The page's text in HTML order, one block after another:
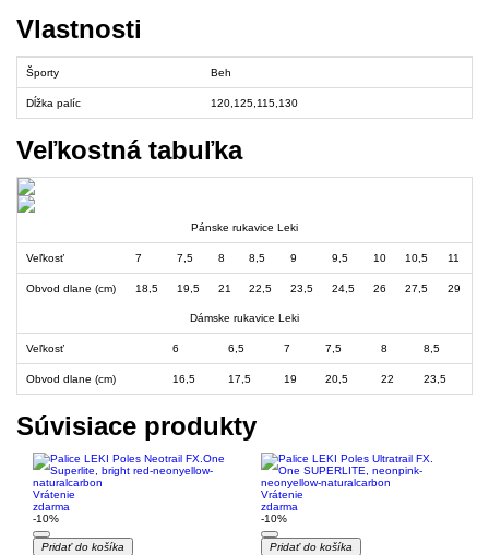
Vlastnosti
Športy Beh
Dĺžka palíc 120,125,115,130
Veľkostná tabuľka
Pánske rukavice Leki
Veľkosť 7 7,5 8 8,5 9 9,5 10 10,5 11
Obvod dlane (cm) 18,5 19,5 21 22,5 23,5 24,5 26 27,5 29
Dámske rukavice Leki
Veľkosť 6 6,5 7 7,5 8 8,5
Obvod dlane (cm) 16,5 17,5 19 20,5 22 23,5
Súvisiace produkty
Vrátenie
zdarma
-10%
Pridať do košíka
Vrátenie
zdarma
-10%
Pridať do košíka